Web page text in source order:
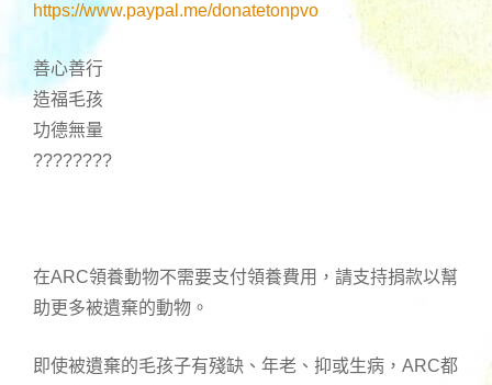
https://www.paypal.me/donatetonpvo
善心善行
造福毛孩
功德無量
????????
在ARC領養動物不需要支付領養費用，請支持捐款以幫
助更多被遺棄的動物。
即使被遺棄的毛孩子有殘缺、年老、抑或生病，ARC都